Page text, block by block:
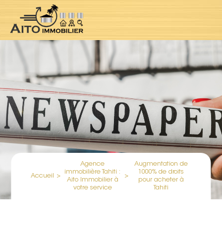
Accueil >
Agence
immobilière Tahiti :
Aito Immobilier à
votre service
>
Augmentation de
1000% de droits
pour acheter à
Tahiti